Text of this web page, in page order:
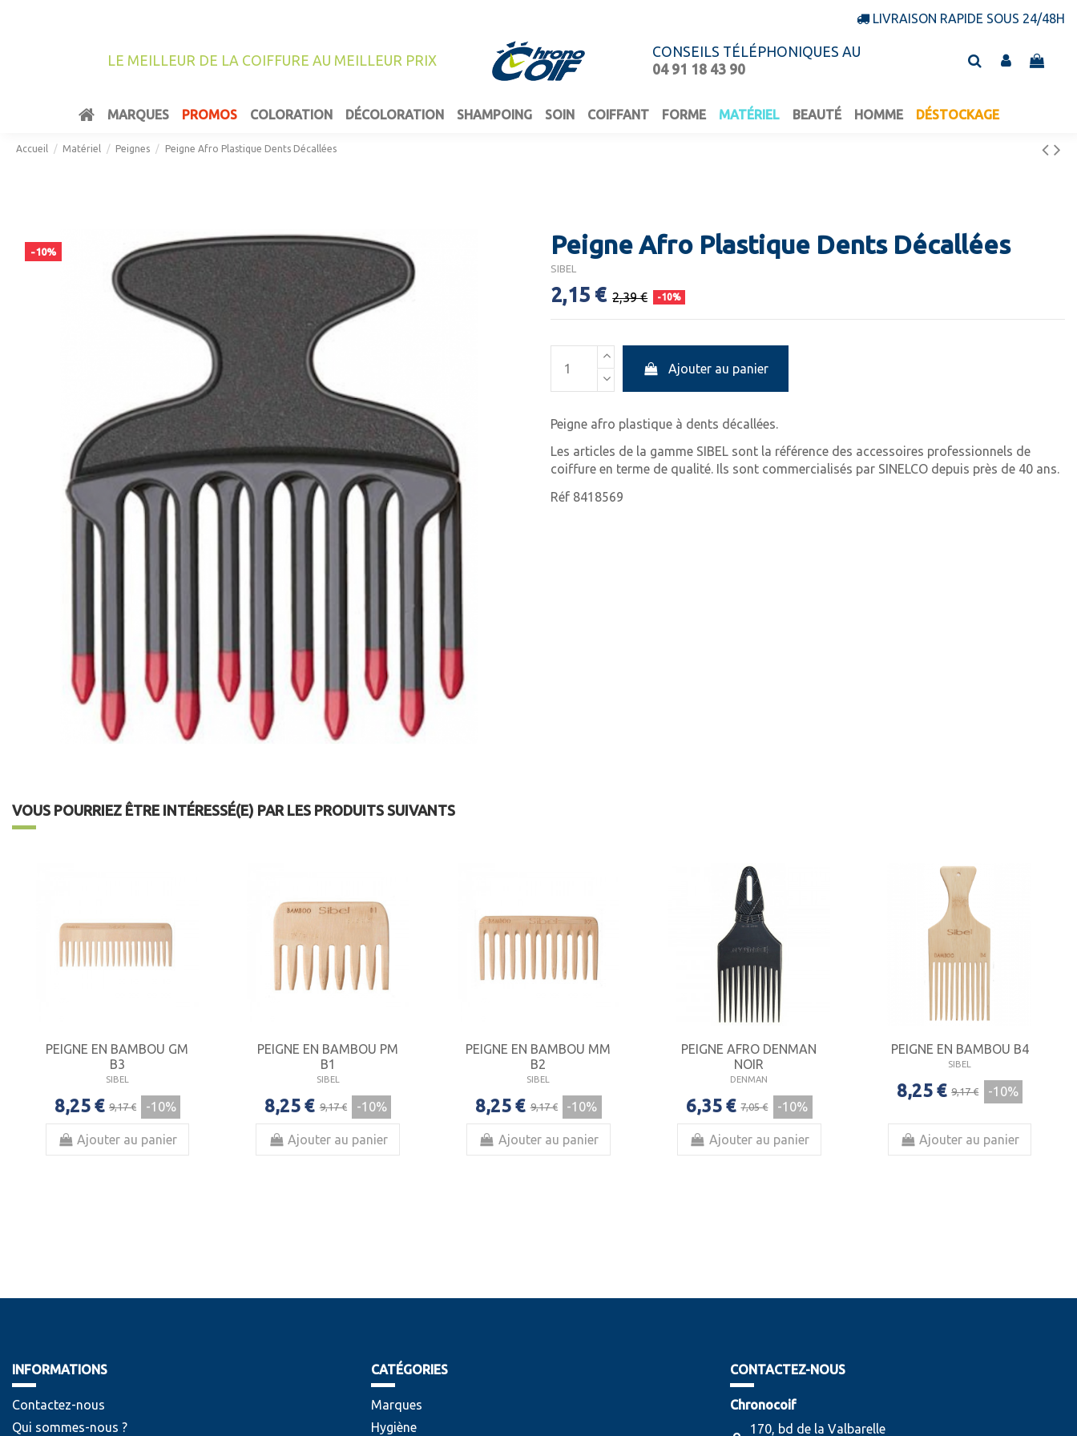
LIVRAISON RAPIDE SOUS 24/48H
LE MEILLEUR DE LA COIFFURE AU MEILLEUR PRIX
CONSEILS TÉLÉPHONIQUES AU
04 91 18 43 90
MARQUES PROMOS COLORATION DÉCOLORATION SHAMPOING SOIN COIFFANT FORME MATÉRIEL BEAUTÉ HOMME DÉSTOCKAGE
Accueil Matériel Peignes Peigne Afro Plastique Dents Décallées
-10% Peigne Afro Plastique Dents Décallées
SIBEL
2,15 € 2,39 € -10%
Ajouter au panier
Peigne afro plastique à dents décallées.
Les articles de la gamme SIBEL sont la référence des accessoires professionnels de
coiffure en terme de qualité. Ils sont commercialisés par SINELCO depuis près de 40 ans.
Réf 8418569
VOUS POURRIEZ ÊTRE INTÉRESSÉ(E) PAR LES PRODUITS SUIVANTS
PEIGNE EN BAMBOU GM
B3
SIBEL
8,25 € 9,17 € -10%
Ajouter au panier
PEIGNE EN BAMBOU PM
B1
SIBEL
8,25 € 9,17 € -10%
Ajouter au panier
PEIGNE EN BAMBOU MM
B2
SIBEL
8,25 € 9,17 € -10%
Ajouter au panier
PEIGNE AFRO DENMAN
NOIR
DENMAN
6,35 € 7,05 € -10%
Ajouter au panier
PEIGNE EN BAMBOU B4
SIBEL
8,25 € 9,17 € -10%
Ajouter au panier
INFORMATIONS
Contactez-nous
Qui sommes-nous ?
CATÉGORIES
Marques
Hygiène
CONTACTEZ-NOUS
Chronocoif
170, bd de la Valbarelle